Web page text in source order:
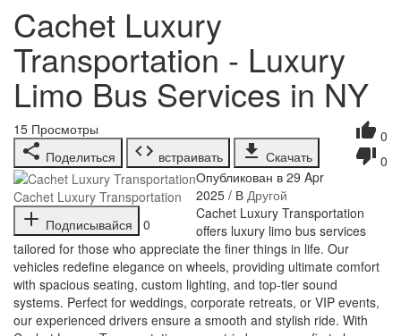
Cachet Luxury
Transportation - Luxury
Limo Bus Services in NY
0
0
15 Просмотры
Поделиться
встраивать Скачать
Cachet Luxury Transportation
Подписывайся
0
Опубликован в 29 Apr
2025 / В Другой
⁣Cachet Luxury Transportation
offers luxury limo bus services
tailored for those who appreciate the finer things in life. Our
vehicles redefine elegance on wheels, providing ultimate comfort
with spacious seating, custom lighting, and top-tier sound
systems. Perfect for weddings, corporate retreats, or VIP events,
our experienced drivers ensure a smooth and stylish ride. With